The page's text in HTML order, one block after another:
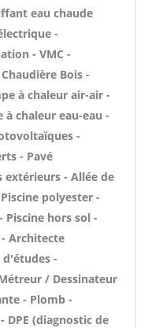
eau chaude
-
- VMC -
Bois -
à chaleur air-air -
à chaleur eau-eau -
-
- Pavé
- Allée de
polyester -
Piscine hors sol -
Architecte
-
/ Dessinateur
- Plomb -
DPE (diagnostic de